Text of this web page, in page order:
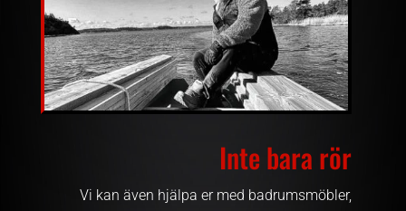
Inte bara rör
Vi kan även hjälpa er med badrumsmöbler,